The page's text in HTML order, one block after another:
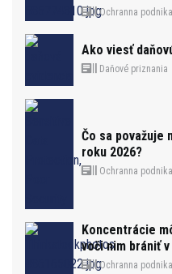
Ochranna
Ako viesť
Daňové priznania
Čo sa považuje
roku 2026?
Ochranna
Koncentrácie
voči nim brániť
Ochranna